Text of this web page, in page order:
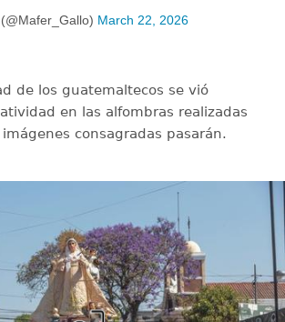
March 22, 2026
de los guatemaltecos se vió
en las alfombras realizadas
consagradas pasarán.